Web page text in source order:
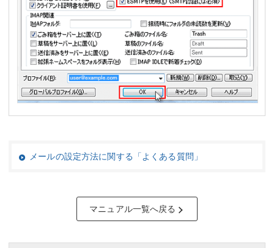
メールの設定方法に関する「よくある質問」
マニュアル一覧へ戻る